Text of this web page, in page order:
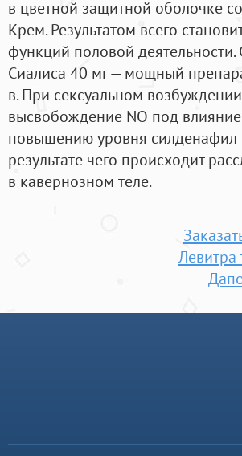
в цветной защитной оболочке
Крем. Результатом всего
функций половой
Сиалиса 40 мг — мощный
в. При сексуальном
высвобождение NO под
повышению уровня силденафил
результате чего происходит
в кавернозном теле.
Левитра